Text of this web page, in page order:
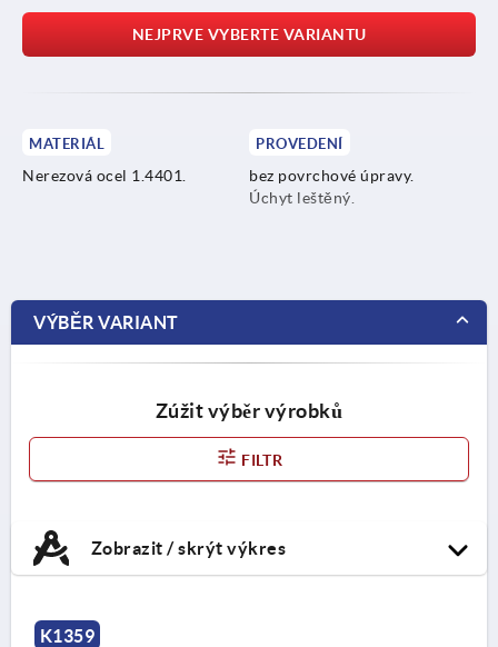
NEJPRVE VYBERTE VARIANTU
MATERIÁL
Nerezová ocel 1.4401.
PROVEDENÍ
bez povrchové úpravy.
Úchyt leštěný.
VÝBĚR VARIANT
Zúžit výběr výrobků
FILTR
Zobrazit / skrýt výkres
K1359